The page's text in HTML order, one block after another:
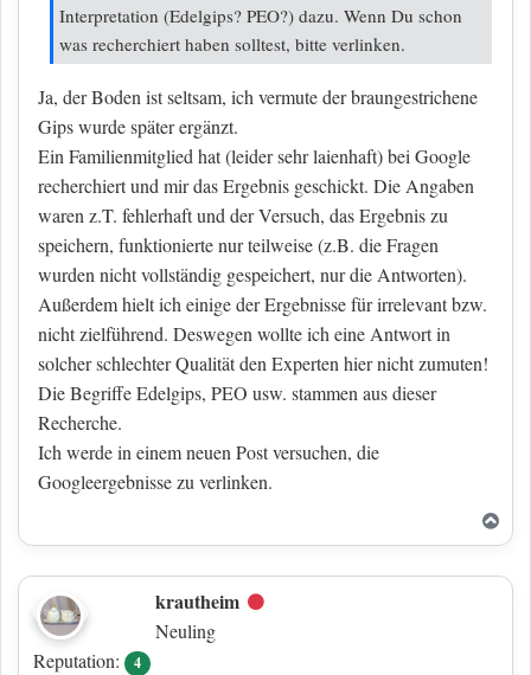
Interpretation (Edelgips? PEO?) dazu. Wenn Du schon
was recherchiert haben solltest, bitte verlinken.
Ja, der Boden ist seltsam, ich vermute der braungestrichene
Gips wurde später ergänzt.
Ein Familienmitglied hat (leider sehr laienhaft) bei Google
recherchiert und mir das Ergebnis geschickt. Die Angaben
waren z.T. fehlerhaft und der Versuch, das Ergebnis zu
speichern, funktionierte nur teilweise (z.B. die Fragen
wurden nicht vollständig gespeichert, nur die Antworten).
Außerdem hielt ich einige der Ergebnisse für irrelevant bzw.
nicht zielführend. Deswegen wollte ich eine Antwort in
solcher schlechter Qualität den Experten hier nicht zumuten!
Die Begriffe Edelgips, PEO usw. stammen aus dieser
Recherche.
Ich werde in einem neuen Post versuchen, die
Googleergebnisse zu verlinken.
krautheim Offline
Neuling
Reputation:
4